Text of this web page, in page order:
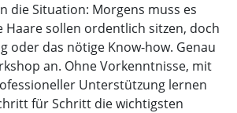
die Situation: Morgens muss es
Haare sollen ordentlich sitzen, doch
oder das nötige Know-how. Genau
an. Ohne Vorkenntnisse, mit
Unterstützung lernen
für Schritt die wichtigsten